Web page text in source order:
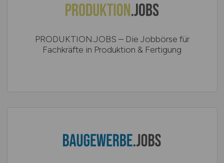
PRODUKTION.JOBS – Die Jobbörse für
Fachkräfte in Produktion & Fertigung